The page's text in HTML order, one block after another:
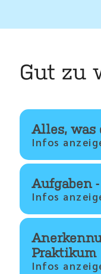
Gut zu
Alles, was
Aufgaben
Praktikum